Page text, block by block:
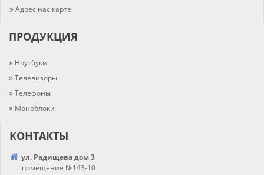
Адрес нас карте
ПРОДУКЦИЯ
Ноутбуки
Телевизоры
Телефоны
Моноблоки
КОНТАКТЫ
ул. Радищева дом 3
помещение №143-10